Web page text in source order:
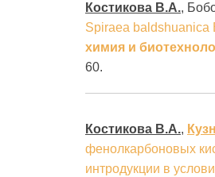
Костикова В.А.,
Spiraea baldshuanica
химия и
60.
Костикова В.А.,
фенолкарбоновых
интродукции в